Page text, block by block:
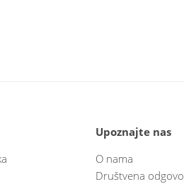
Upoznajte nas
O nama
Društvena